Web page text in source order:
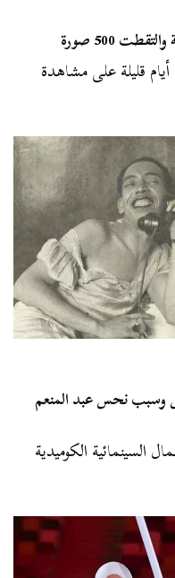
500 صورة
قليلة على مشاهدة
وسبب نحس عبد المنعم
السينمائية الكوميدية